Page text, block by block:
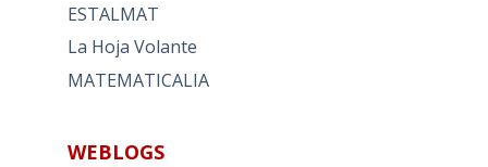
ESTALMAT
La Hoja Volante
MATEMATICALIA
WEBLOGS